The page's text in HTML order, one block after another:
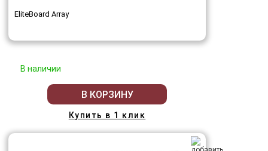
EliteBoard Array
В наличии
В КОРЗИНУ
Купить в 1 клик